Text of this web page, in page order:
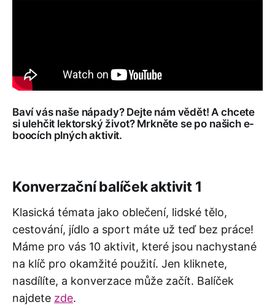
Baví vás naše nápady? Dejte nám vědět! A chcete
si ulehčit lektorský život? Mrkněte se po našich e-
boocích plných aktivit.
Konverzační balíček aktivit 1
Klasická témata jako oblečení, lidské tělo,
cestování, jídlo a sport máte už teď bez práce!
Máme pro vás 10 aktivit, které jsou nachystané
na klíč pro okamžité použití. Jen kliknete,
nasdílíte, a konverzace může začít. Balíček
najdete zde.